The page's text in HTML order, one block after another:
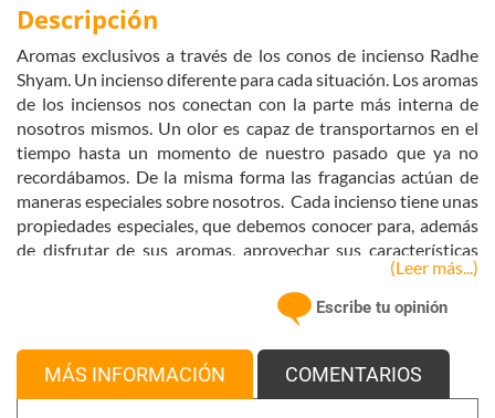
Descripción
Aromas exclusivos a través de los conos de incienso Radhe
Shyam. Un incienso diferente para cada situación. Los aromas
de los inciensos nos conectan con la parte más interna de
nosotros mismos. Un olor es capaz de transportarnos en el
tiempo hasta un momento de nuestro pasado que ya no
recordábamos. De la misma forma las fragancias actúan de
maneras especiales sobre nosotros. Cada incienso tiene unas
propiedades especiales, que debemos conocer para, además
de disfrutar de sus aromas, aprovechar sus características
para mejorar nuestra vida, y tener mayor bienestar en todos
Los inciensos provenientes de flores producen un aroma
especial y sutil. Tradicionalmente han sido preferidos por las
mujeres. Es importante tomar en cuenta que su uso debe
hacerse con moderación, porque en grandes cantidades su
(Leer más...)
Escribe tu opinión
MÁS INFORMACIÓN COMENTARIOS